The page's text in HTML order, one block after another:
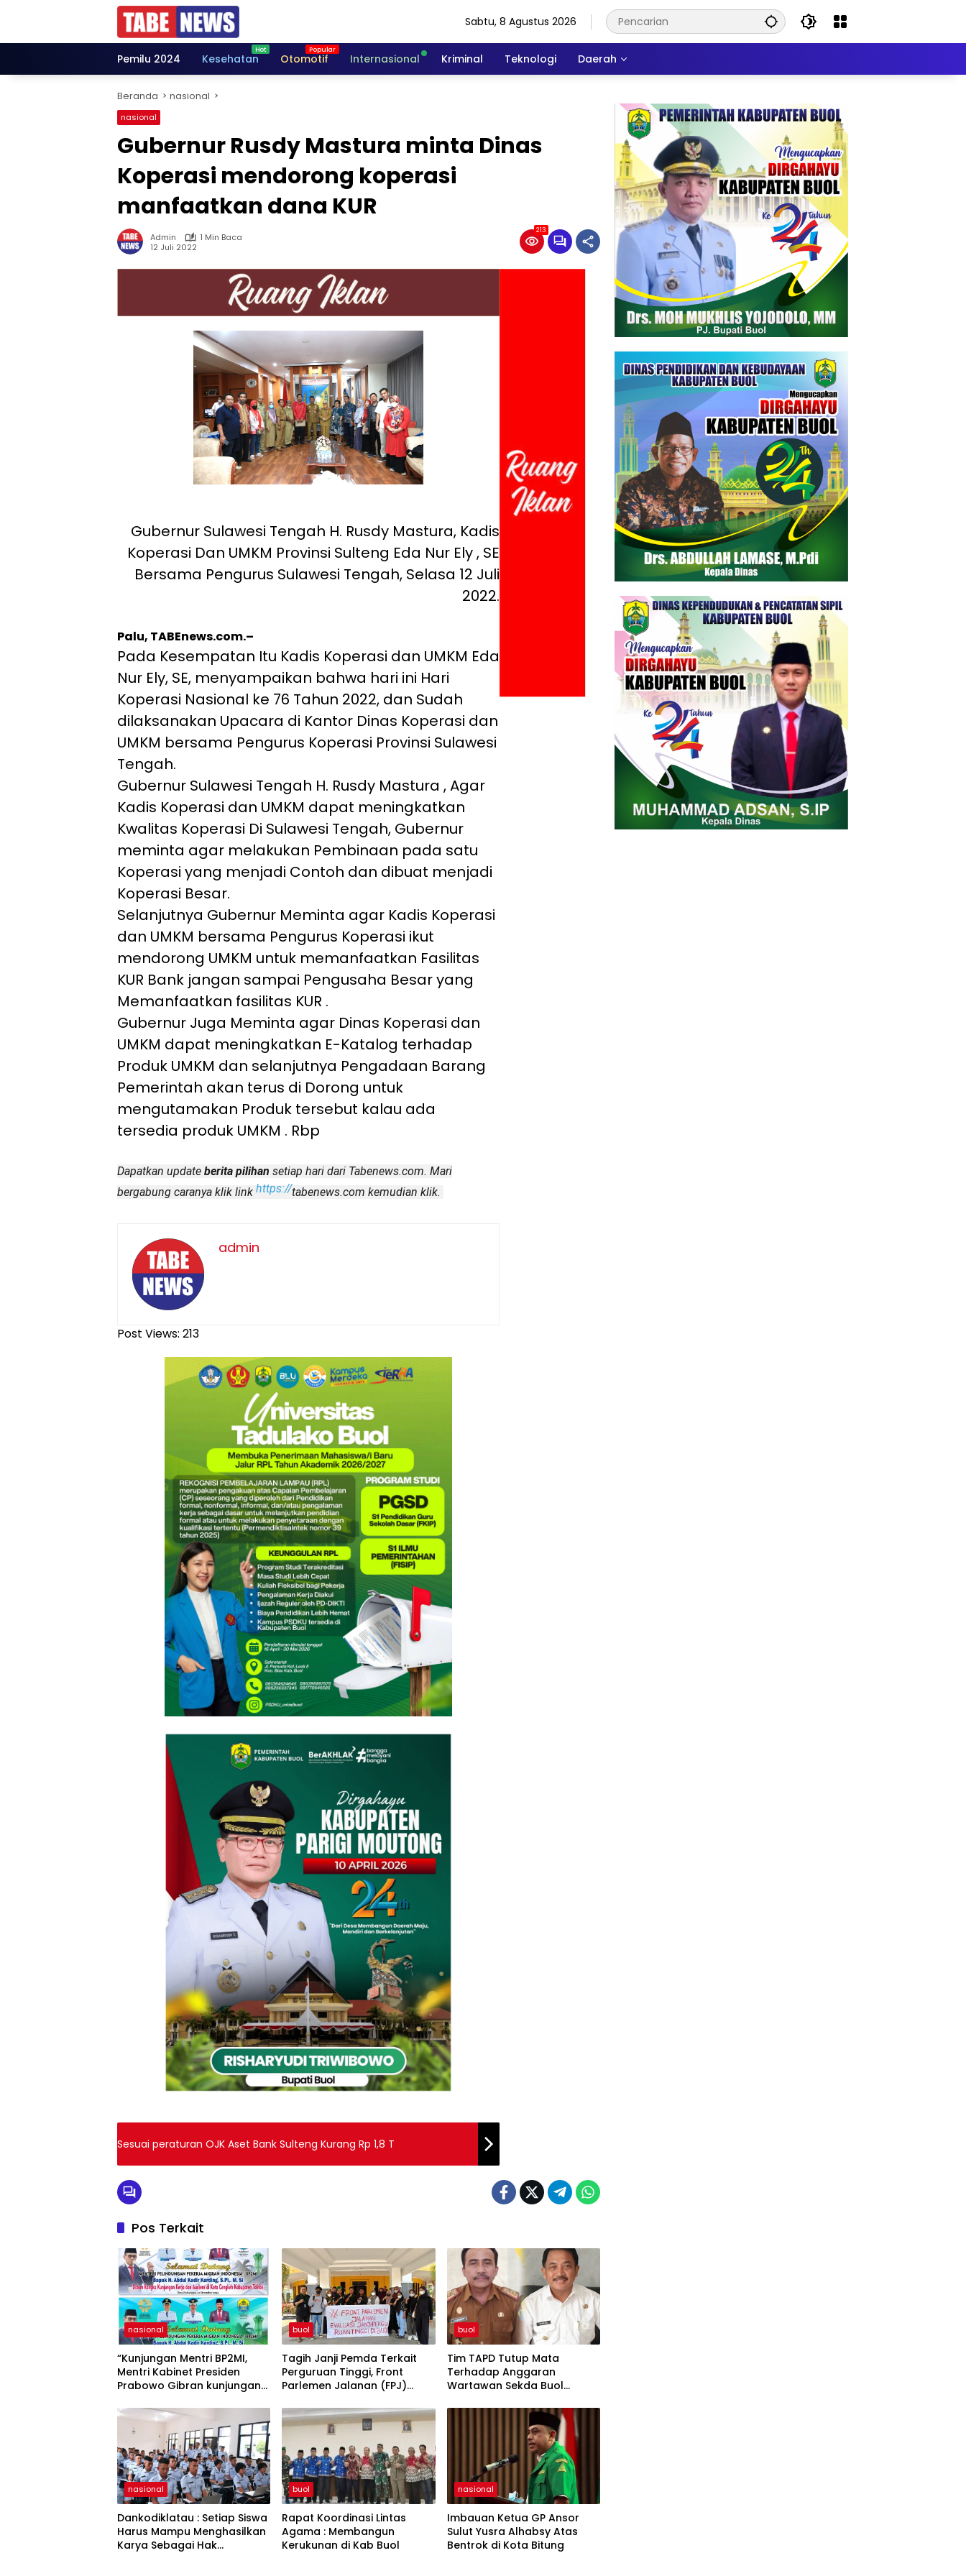
Sabtu, 8 Agustus 2026
Pemilu 2024 Kesehatan Otomotif Internasional Kriminal Teknologi Daerah
Beranda nasional
nasional
Gubernur Rusdy Mastura minta Dinas
Koperasi mendorong koperasi
manfaatkan dana KUR
Admin
1 Min Baca
12 Juli 2022
213
Gubernur Sulawesi Tengah H. Rusdy Mastura, Kadis
Koperasi Dan UMKM Provinsi Sulteng Eda Nur Ely , SE
Bersama Pengurus Sulawesi Tengah, Selasa 12 Juli
2022.
Palu, TABEnews.com.–
Pada Kesempatan Itu Kadis Koperasi dan UMKM Eda
Nur Ely, SE, menyampaikan bahwa hari ini Hari
Koperasi Nasional ke 76 Tahun 2022, dan Sudah
dilaksanakan Upacara di Kantor Dinas Koperasi dan
UMKM bersama Pengurus Koperasi Provinsi Sulawesi
Tengah.
Gubernur Sulawesi Tengah H. Rusdy Mastura , Agar
Kadis Koperasi dan UMKM dapat meningkatkan
Kwalitas Koperasi Di Sulawesi Tengah, Gubernur
meminta agar melakukan Pembinaan pada satu
Koperasi yang menjadi Contoh dan dibuat menjadi
Koperasi Besar.
Selanjutnya Gubernur Meminta agar Kadis Koperasi
dan UMKM bersama Pengurus Koperasi ikut
mendorong UMKM untuk memanfaatkan Fasilitas
KUR Bank jangan sampai Pengusaha Besar yang
Memanfaatkan fasilitas KUR .
Gubernur Juga Meminta agar Dinas Koperasi dan
UMKM dapat meningkatkan E-Katalog terhadap
Produk UMKM dan selanjutnya Pengadaan Barang
Pemerintah akan terus di Dorong untuk
mengutamakan Produk tersebut kalau ada
tersedia produk UMKM . Rbp
Dapatkan update berita pilihan setiap hari dari Tabenews.com. Mari
bergabung caranya klik link https://tabenews.com kemudian klik.
admin
Post Views: 213
Sesuai peraturan OJK Aset Bank Sulteng Kurang Rp 1,8 T
Pos Terkait
nasional
“Kunjungan Mentri BP2MI,
Mentri Kabinet Presiden
Prabowo Gibran kunjungan
Dampal Selatan”
buol
Tagih Janji Pemda Terkait
Perguruan Tinggi, Front
Parlemen Jalanan (FPJ)
Buol
buol
Tim TAPD Tutup Mata
Terhadap Anggaran
Wartawan Sekda Buol
Jurnalis
nasional
Dankodiklatau : Setiap Siswa
Harus Mampu Menghasilkan
Karya Sebagai Hak
buol
Rapat Koordinasi Lintas
Agama : Membangun
Kerukunan di Kab Buol
nasional
Imbauan Ketua GP Ansor
Sulut Yusra Alhabsy Atas
Bentrok di Kota Bitung